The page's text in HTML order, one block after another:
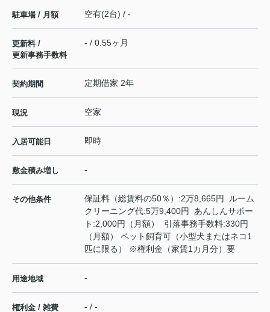
駐車場 / 月額 空有(2台) / -
更新料 /
更新事務手数料
- / 0.55ヶ月
契約期間 定期借家 2年
現況 空家
入居可能日 即時
敷金積み増し -
その他条件
保証料（総賃料の50％）:2万8,665円 ルーム
クリーニング代:5万9,400円 あんしんサポー
ト:2,000円（月額） 引落事務手数料:330円
（月額） ペット飼育可（小型犬またはネコ1
匹に限る） ※権利金（家賃1カ月分）要
用途地域 -
権利金 / 雑費 - / -